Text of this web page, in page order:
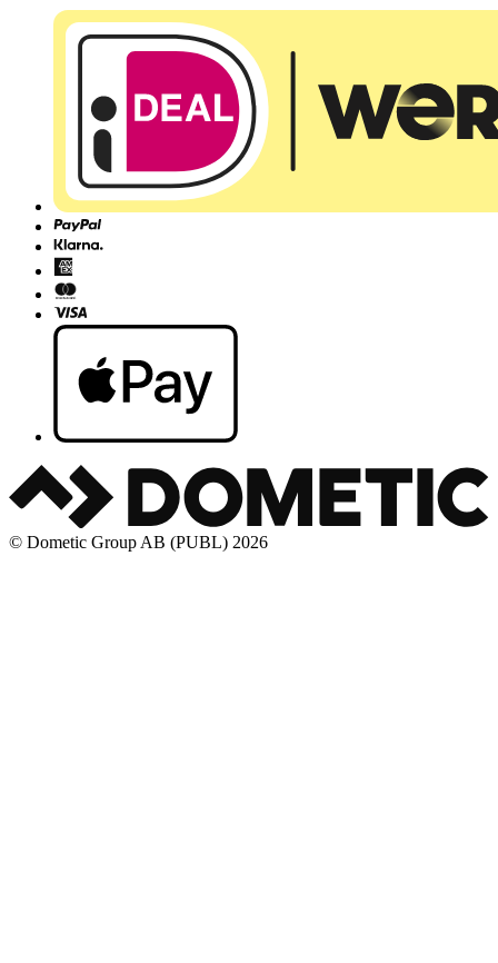
© Dometic Group AB (PUBL) 2026